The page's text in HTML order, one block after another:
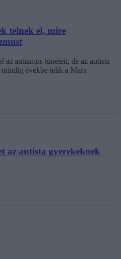
telnek el, mire
az autizmus tüneteit, de az autista
évekbe telik a Mars
az autista gyerekeknek